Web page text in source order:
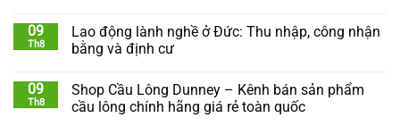
09
Th8
Lao động lành nghề ở Đức: Thu nhập, công nhận
bằng và định cư
09
Th8
Shop Cầu Lông Dunney – Kênh bán sản phẩm
cầu lông chính hãng giá rẻ toàn quốc